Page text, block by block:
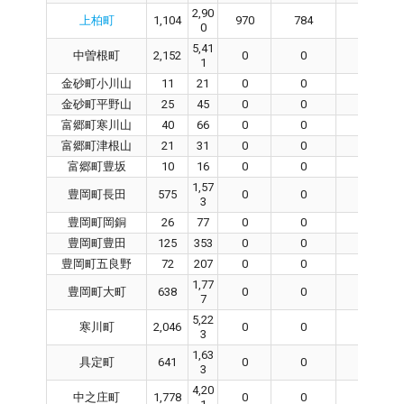
上柏町 1,104
2,90
0
970 784
中曽根町 2,152
5,41
1
0 0
金砂町小川山 11 21 0 0
金砂町平野山
25 45 0 0
富郷町寒川山
40 66 0 0
富郷町津根山
21 31 0 0
富郷町豊坂
10 16 0 0
豊岡町長田 575
1,57
3
0 0
豊岡町岡銅 26 77 0 0
豊岡町豊田
125 353 0 0
豊岡町五良野
72 207 0 0
豊岡町大町 638
1,77
7
0 0
寒川町 2,046
5,22
3
0 0
具定町 641
1,63
3
0 0
中之庄町 1,778
4,20
0 0